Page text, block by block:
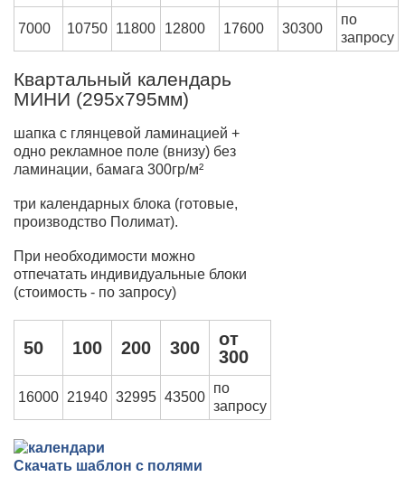
7000 10750 11800 12800 17600 30300
по
запросу
Квартальный календарь
МИНИ (295х795мм)
шапка с глянцевой ламинацией +
одно рекламное поле (внизу) без
ламинации, бамага 300гр/м²
три календарных блока (готовые,
производство Полимат).
При необходимости можно
отпечатать индивидуальные блоки
(стоимость - по запросу)
50 100 200 300
от
300
16000 21940 32995 43500
по
запросу
Скачать шаблон с полями